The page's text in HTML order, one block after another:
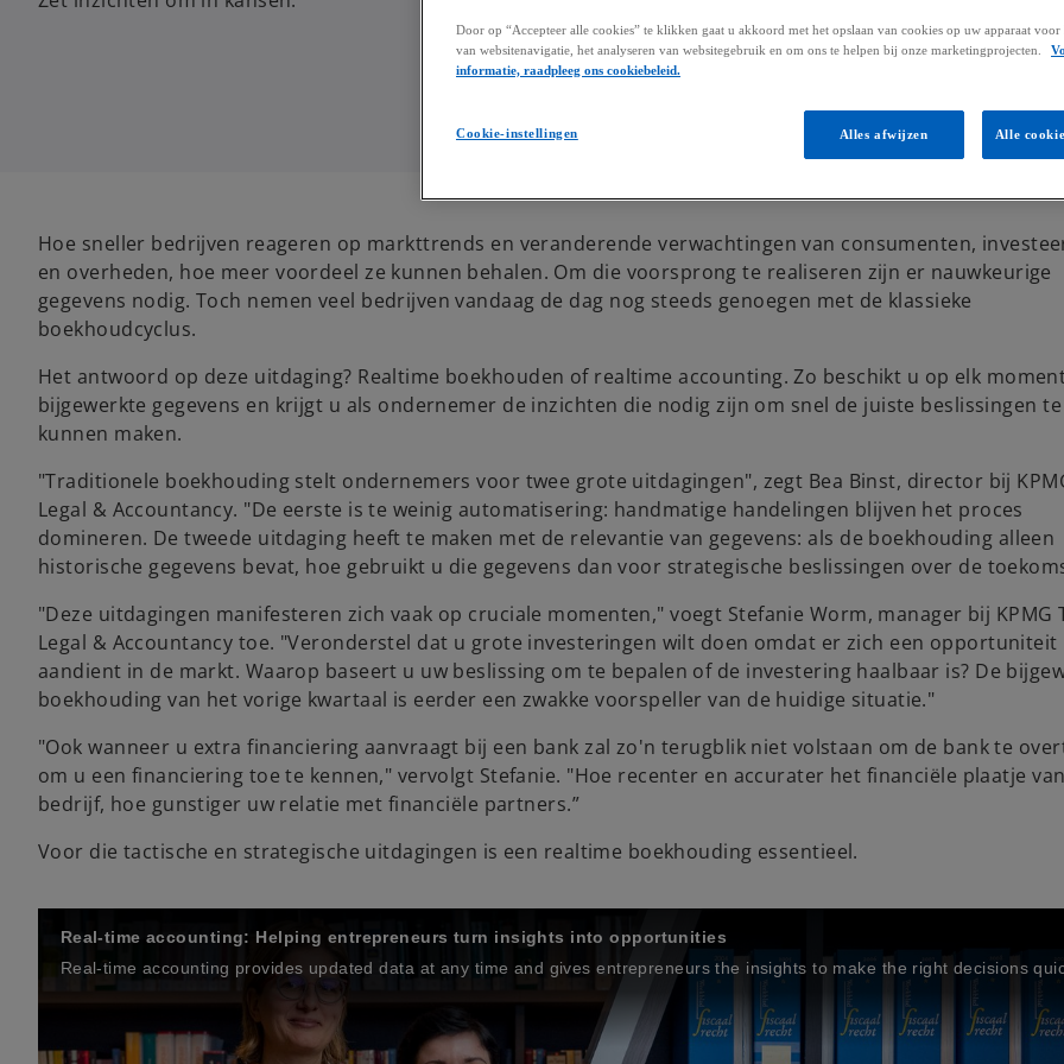
Hoe sneller bedrijven reageren op markttrends en veranderende verwachtingen van consumenten,
en overheden, hoe meer voordeel ze kunnen behalen. Om die voorsprong te realiseren zijn er nauwkeurige
gegevens nodig. Toch nemen veel bedrijven vandaag de dag nog steeds genoegen met de klassieke
boekhoudcyclus.
Het antwoord op deze uitdaging? Realtime boekhouden of realtime accounting. Zo beschikt u op elk
bijgewerkte gegevens en krijgt u als ondernemer de inzichten die nodig zijn om snel de juiste beslissingen te
kunnen maken.
"Traditionele boekhouding stelt ondernemers voor twee grote uitdagingen", zegt Bea Binst, director bij
Legal & Accountancy. "De eerste is te weinig automatisering: handmatige handelingen blijven het proces
domineren. De tweede uitdaging heeft te maken met de relevantie van gegevens: als de boekhouding alleen
historische gegevens bevat, hoe gebruikt u die gegevens dan voor strategische beslissingen over de
"Deze uitdagingen manifesteren zich vaak op cruciale momenten," voegt Stefanie Worm, manager bij KPMG
Legal & Accountancy toe. "Veronderstel dat u grote investeringen wilt doen omdat er zich een opportuniteit
aandient in de markt. Waarop baseert u uw beslissing om te bepalen of de investering haalbaar is? De
boekhouding van het vorige kwartaal is eerder een zwakke voorspeller van de huidige situatie."
"Ook wanneer u extra financiering aanvraagt bij een bank zal zo'n terugblik niet volstaan om de bank te
om u een financiering toe te kennen," vervolgt Stefanie. "Hoe recenter en accurater het financiële plaatje
bedrijf, hoe gunstiger uw relatie met financiële partners.”
Voor die tactische en strategische uitdagingen is een realtime boekhouding essentieel.
Real-time accounting: Helping entrepreneurs turn insights into opportunities
Real-time accounting provides updated data at any time and gives entrepreneurs the insights to make the right decisions
Door op “Accepteer alle cookies” te klikken gaat u akkoord met het opslaan van cookies op uw apparaat voor
van websitenavigatie, het analyseren van websitegebruik en om ons te helpen bij onze marketingprojecten.
informatie, raadpleeg ons cookiebeleid.
Cookie-instellingen Alles afwijzen Alle